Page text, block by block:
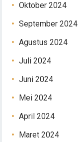
Oktober 2024
September 2024
Agustus 2024
Juli 2024
Juni 2024
Mei 2024
April 2024
Maret 2024